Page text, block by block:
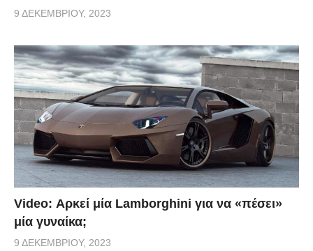
9 ΔΕΚΕΜΒΡΊΟΥ, 2023
Video: Αρκεί μία Lamborghini για να «πέσει»
μία γυναίκα;
9 ΔΕΚΕΜΒΡΊΟΥ, 2023